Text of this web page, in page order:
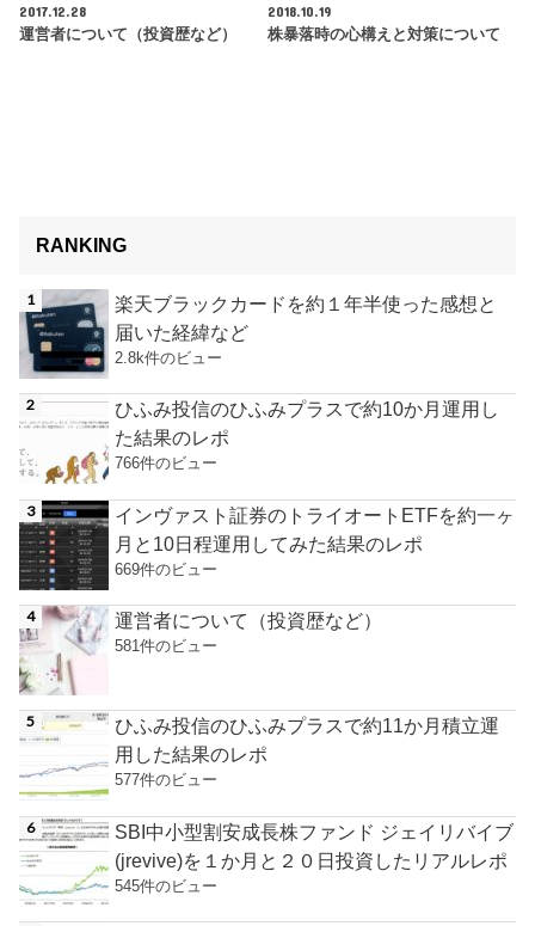
2017.12.28
運営者について（投資歴など）
2018.10.19
株暴落時の心構えと対策について
RANKING
楽天ブラックカードを約１年半使った感想と
届いた経緯など
2.8k件のビュー
ひふみ投信のひふみプラスで約10か月運用し
た結果のレポ
766件のビュー
インヴァスト証券のトライオートETFを約一ヶ
月と10日程運用してみた結果のレポ
669件のビュー
運営者について（投資歴など）
581件のビュー
ひふみ投信のひふみプラスで約11か月積立運
用した結果のレポ
577件のビュー
SBI中小型割安成長株ファンド ジェイリバイブ
(jrevive)を１か月と２０日投資したリアルレポ
545件のビュー